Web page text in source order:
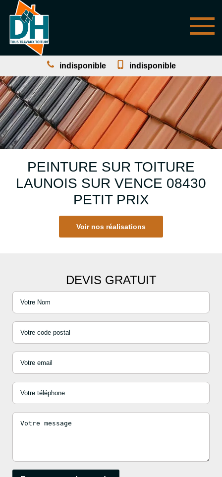
indisponible indisponible
PEINTURE SUR TOITURE
LAUNOIS SUR VENCE 08430
PETIT PRIX
Voir nos réalisations
DEVIS GRATUIT